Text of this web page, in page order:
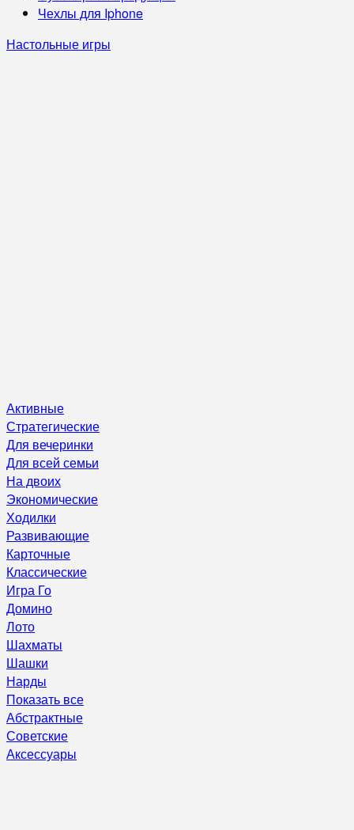
Чехлы для Iphone
Настольные игры
Активные
Стратегические
Для вечеринки
Для всей семьи
На двоих
Экономические
Ходилки
Развивающие
Карточные
Классические
Игра Го
Домино
Лото
Шахматы
Шашки
Нарды
Показать все
Абстрактные
Советские
Аксессуары